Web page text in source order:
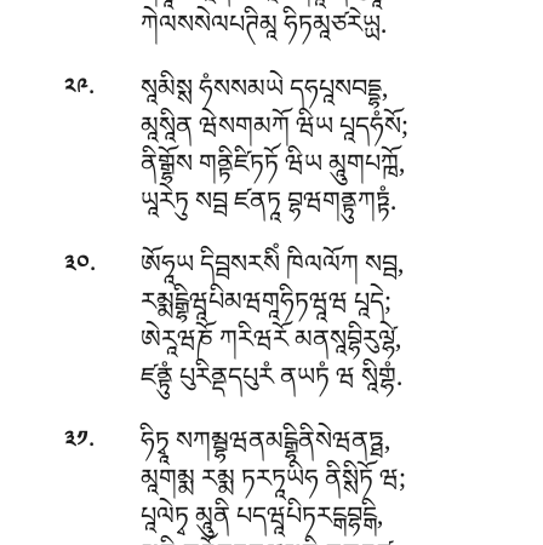
ཀེལསསེལཔཊིམཱ ཧིཏམཱཙརེཡྻ.
༢༩. སཱམིསྶ ཧཾསསམཡེ དཧཔཱསབདྡྷ,
མཱསཱིན ཝེསགམཀོ ཝིཡ པཱདཧཾསོ;
ནིགྒྷོས གནྟིཛིཏཏོ ཝིཡ མཱུགཔཀྑོ,
ཡཱརེཏུ སབྦ ཛནཏཱ བྷཝགནྟུཀཏྟཾ.
༣༠. ཨོཧཱཡ དིབྦསརསིཾ ཁིལལོཀ སབྦ,
རམྨངྒྷིཝཱཔིམཝགཱཧིཏཝཱཝ པཱདེ;
ཨེརཱཝཎོ ཀརིཝརོ མནསཱབྷིརུལ༹ྷེ,
ཛནྟུཾ པུརིནྡདཔུརཾ ནཡཏཾ ཝ སཱིགྷཾ.
༣༡. ཧིཏྭཱ སཀམྦྷཝནམངྒྷིནིསེཝནཏྠ,
མཱགམྨ རམྨ ཏརཏཱཡིཧ ནིསྶིཏོ ཝ;
པཱལེཏྭ མཱུནི པདཝཱཔིཏརངྒབྷངྒི,